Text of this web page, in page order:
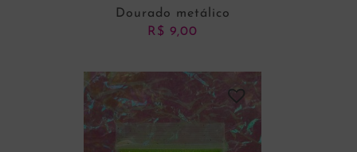
ADICIONAR AO CARRINHO
Dourado metálico
R$ 9,00